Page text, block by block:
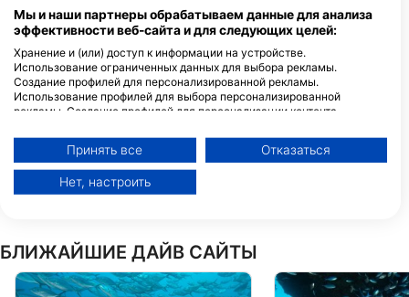
3851 RUSSELL ROAD, 0184
Whangarei, НОВАЯ
ЗЕЛАНДИЯ
БЛИЖАЙШИЕ ДАЙВ САЙТЫ
Мы и наши партнеры обрабатываем данные для анализа
эффективности веб-сайта и для следующих целей:
Хранение и (или) доступ к информации на устройстве.
Использование ограниченных данных для выбора рекламы.
Создание профилей для персонализированной рекламы.
Использование профилей для выбора персонализированной
рекламы. Создание профилей для персонализации контента.
контента. Определение эффективности рекламы. Определение
эффективности контента. Понимание аудитории с помощью
статистики или комбинации данных из разных источников.
Разработка и совершенствование сервисов. Использование
ограниченных данных для выбора контента.
Данные могут передаваться за пределы Европейского Союза и
отправляться в США.
Ваше согласие и политика использования cookie применяются
Принять все Отказаться
Нет, настроить